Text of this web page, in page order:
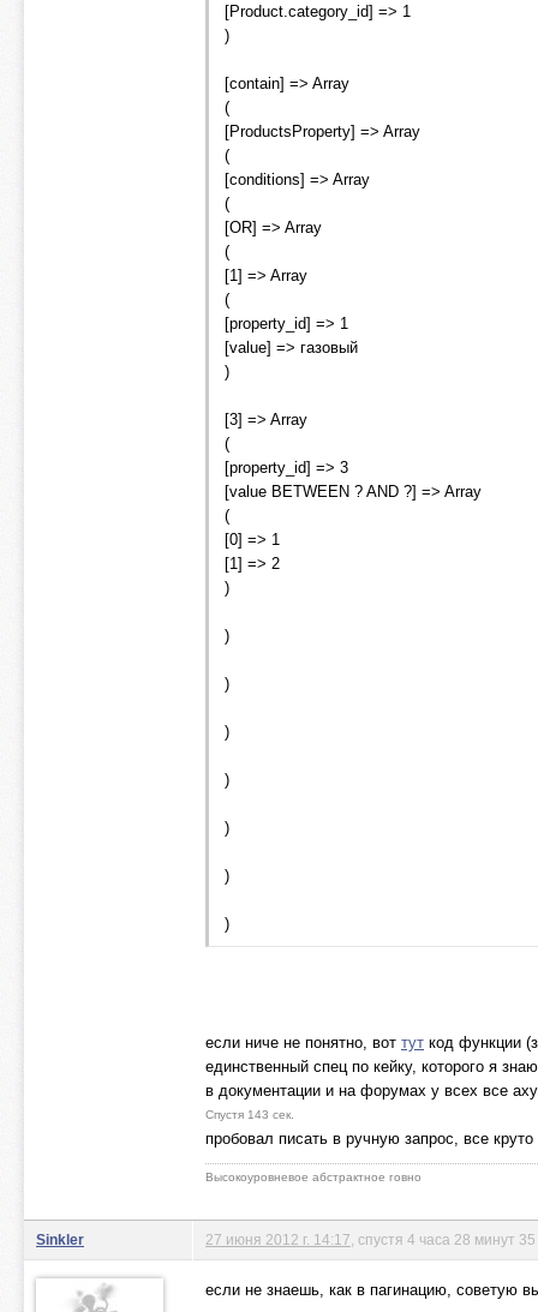
[Product.category_id] => 1
)
[contain] => Array
(
[ProductsProperty] => Array
(
[conditions] => Array
(
[OR] => Array
(
[1] => Array
(
[property_id] => 1
[value] => газовый
)
[3] => Array
(
[property_id] => 3
[value BETWEEN ? AND ?] => Array
(
[0] => 1
[1] => 2
)
)
)
)
)
)
)
)
если ниче не понятно, вот тут код функции
единственный спец по кейку, которого я
в документации и на форумах у всех все
Спустя 143 сек.
пробовал писать в ручную запрос, все
Высокоуровневое абстрактное говно
Sinkler 27 июня 2012 г. 14:17 , спустя 4 часа 28 минут
если не знаешь, как в пагинацию, советую